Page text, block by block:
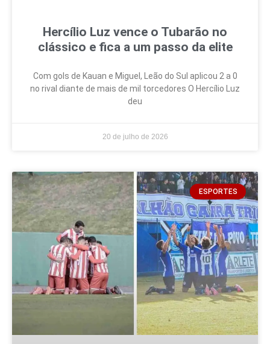
Hercílio Luz vence o Tubarão no
clássico e fica a um passo da elite
Com gols de Kauan e Miguel, Leão do Sul aplicou 2 a 0
no rival diante de mais de mil torcedores O Hercílio Luz
deu
20 de julho de 2026
ESPORTES